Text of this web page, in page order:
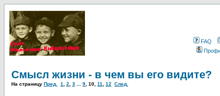
FAQ
Смысл жизни - в чем вы его видите?
На страницу Пред. 1 2 3 9 10 11 12 След.